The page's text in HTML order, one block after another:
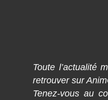
Toute l’actualité
retrouver sur
Tenez-vous au